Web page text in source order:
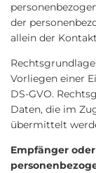
der
allein der
Vorliegen einer
DS-GVO.
Daten, die im
übermittelt
Empfänger